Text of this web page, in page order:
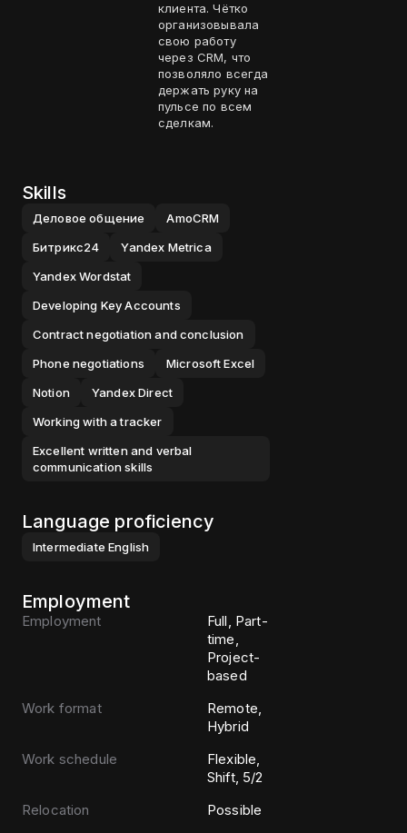
клиента. Чётко
организовывала
свою работу
через CRM, что
позволяло всегда
держать руку на
пульсе по всем
сделкам.
Skills
Деловое общение
AmoCRM
Битрикс24
Yandex Metrica
Yandex Wordstat
Developing Key Accounts
Contract negotiation and conclusion
Phone negotiations
Microsoft Excel
Notion
Yandex Direct
Working with a tracker
Excellent written and verbal
communication skills
Language proficiency
Intermediate English
Employment
Employment
Full, Part-
time,
Project-
based
Work format
Remote,
Hybrid
Work schedule
Flexible,
Shift, 5/2
Relocation
Possible